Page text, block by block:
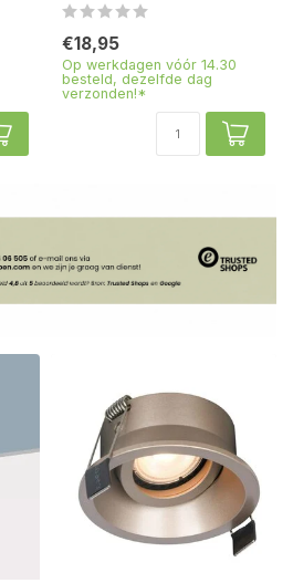
€18,95
Op werkdagen vóór 14.30
besteld, dezelfde dag
verzonden!*